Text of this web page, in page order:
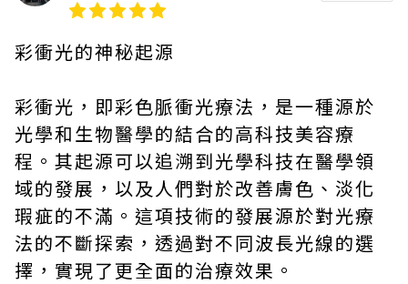
彩衝光的神秘起源
彩衝光，即彩色脈衝光療法，是一種源於
光學和生物醫學的結合的高科技美容療
程。其起源可以追溯到光學科技在醫學領
域的發展，以及人們對於改善膚色、淡化
瑕疵的不滿。這項技術的發展源於對光療
法的不斷探索，透過對不同波長光線的選
擇，實現了更全面的治療效果。